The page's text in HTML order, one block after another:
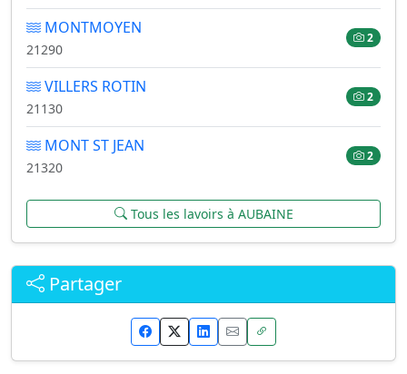
MONTMOYEN
21290
2
VILLERS ROTIN
21130
2
MONT ST JEAN
21320
2
Tous les lavoirs à AUBAINE
Partager